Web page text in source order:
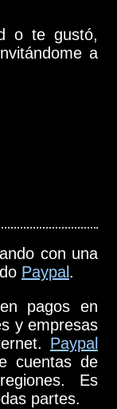
o te gustó,
a
con una
Paypal.
pagos en
y empresas
Paypal
cuentas de
Es
partes.